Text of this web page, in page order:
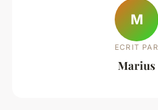
M
ECRIT PAR
Marius